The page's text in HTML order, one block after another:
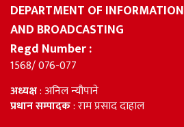
DEPARTMENT OF INFORMATION
AND BROADCASTING
Regd Number :
1568/ 076-077
अध्यक्ष: अनिल न्यौपाने
प्रधान सम्पादक: राम प्रसाद दाहाल